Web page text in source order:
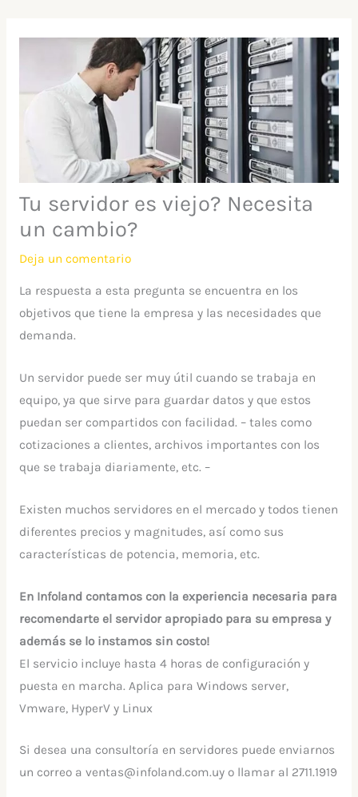
Tu servidor es viejo? Necesita
un cambio?
Deja un comentario
La respuesta a esta pregunta se encuentra en los
objetivos que tiene la empresa y las necesidades que
demanda.
Un servidor puede ser muy útil cuando se trabaja en
equipo, ya que sirve para guardar datos y que estos
puedan ser compartidos con facilidad. – tales como
cotizaciones a clientes, archivos importantes con los
que se trabaja diariamente, etc. –
Existen muchos servidores en el mercado y todos tienen
diferentes precios y magnitudes, así como sus
características de potencia, memoria, etc.
En Infoland contamos con la experiencia necesaria para
recomendarte el servidor apropiado para su empresa y
además se lo instamos sin costo!
El servicio incluye hasta 4 horas de configuración y
puesta en marcha. Aplica para Windows server,
Vmware, HyperV y Linux
Si desea una consultoría en servidores puede enviarnos
un correo a ventas@infoland.com.uy o llamar al 2711.1919